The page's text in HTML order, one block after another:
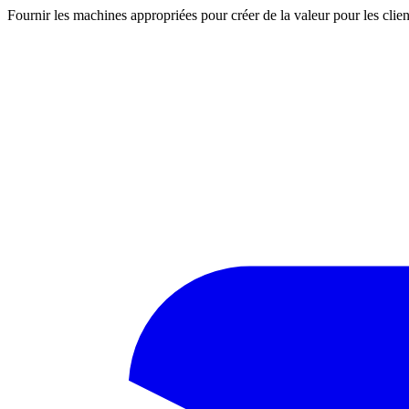
Fournir les machines appropriées pour créer de la valeur pour les